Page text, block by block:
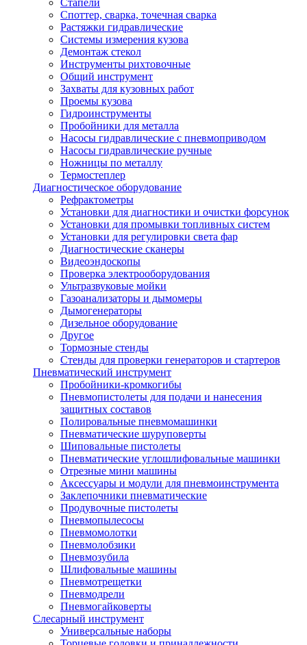
Стапели
Споттер, сварка, точечная сварка
Растяжки гидравлические
Системы измерения кузова
Демонтаж стекол
Инструменты рихтовочные
Общий инструмент
Захваты для кузовных работ
Проемы кузова
Гидроинструменты
Пробойники для металла
Насосы гидравлические с пневмоприводом
Насосы гидравлические ручные
Ножницы по металлу
Термостеплер
Диагностическое оборудование
Рефрактометры
Установки для диагностики и очистки форсунок
Установки для промывки топливных систем
Установки для регулировки света фар
Диагностические сканеры
Видеоэндоскопы
Проверка электрооборудования
Ультразвуковые мойки
Газоанализаторы и дымомеры
Дымогенераторы
Дизельное оборудование
Другое
Тормозные стенды
Стенды для проверки генераторов и стартеров
Пневматический инструмент
Пробойники-кромкогибы
Пневмопистолеты для подачи и нанесения
защитных составов
Полировальные пневмомашинки
Пневматические шуруповерты
Шиповальные пистолеты
Пневматические углошлифовальные машинки
Отрезные мини машины
Аксессуары и модули для пневмоинструмента
Заклепочники пневматические
Продувочные пистолеты
Пневмопылесосы
Пневмомолотки
Пневмолобзики
Пневмозубила
Шлифовальные машины
Пневмотрещетки
Пневмодрели
Пневмогайковерты
Слесарный инструмент
Универсальные наборы